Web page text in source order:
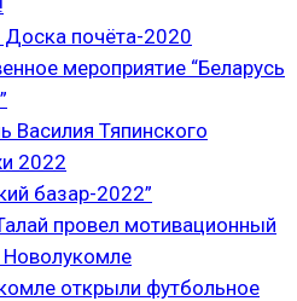
Доска почёта-2020
мероприятие “Беларусь
Василия Тяпинского
2022
базар-2022”
провел мотивационный
Новолукомле
открыли футбольное